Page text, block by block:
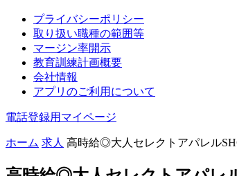
プライバシーポリシー
取り扱い職種の範囲等
マージン率開示
教育訓練計画概要
会社情報
アプリのご利用について
電話登録用マイページ
ホーム 求人 高時給◎大人セレクトアパレル